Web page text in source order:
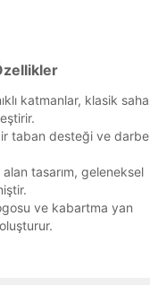
katmanlar, klasik saha
taban desteği ve darbe
tasarım, geleneksel
ve kabartma yan